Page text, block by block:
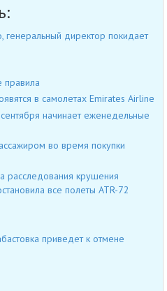
генеральный директор покидает
правила
в самолетах Emirates Airline
начинает еженедельные
во время покупки
расследования крушения
все полеты ATR-72
приведет к отмене